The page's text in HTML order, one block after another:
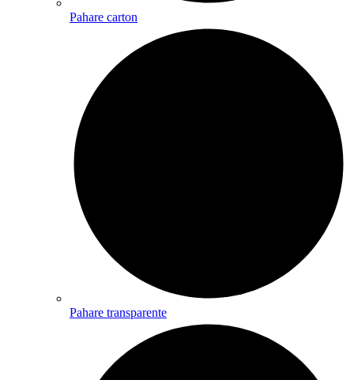
Pahare carton
Pahare transparente